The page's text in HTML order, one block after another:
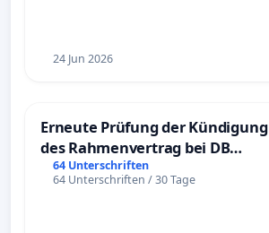
24 Jun 2026
Erneute Prüfung der Kündigung
des Rahmenvertrag bei DB
Fahrwegdienste Gmbh
64 Unterschriften
64 Unterschriften / 30 Tage